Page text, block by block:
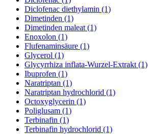
Diclofenac diethylamin (1)
Dimetinden (1)
Dimetinden maleat (1)
Enoxolon (1)
Flufenaminsäure (1)
Glycerol (1)
Glycyrrhiza inflata-Wurzel-Extrakt (1)
Ibuprofen (1)
Naratriptan (1)
Naratriptan hydrochlorid (1)
Octoxyglycerin (1)
Poliglusam (1)
Terbinafin (1)
Terbinafin hydrochlorid (1)